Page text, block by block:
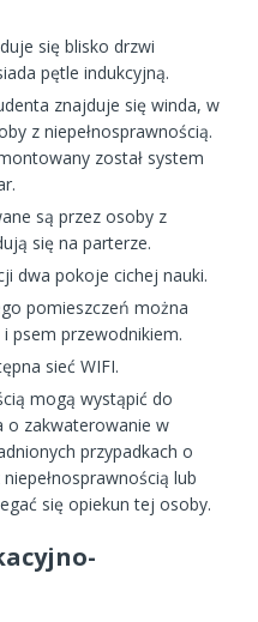
się blisko drzwi
pętle indukcyjną.
znajduje się winda, w
z niepełnosprawnością.
został system
są przez osoby z
się na parterze.
dwa pokoje cichej nauki.
pomieszczeń można
psem przewodnikiem.
sieć WIFI.
mogą wystąpić do
o zakwaterowanie w
przypadkach o
lub
się opiekun tej osoby.